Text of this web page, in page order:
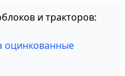
и тракторов:
оцинкованные